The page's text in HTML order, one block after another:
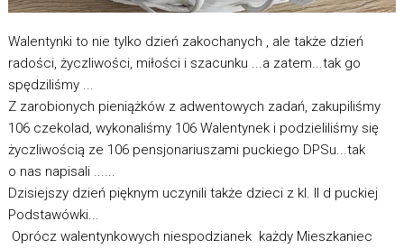
Walentynki to nie tylko dzień zakochanych , ale także dzień
radości, życzliwości, miłości i szacunku ...a zatem...tak go
spędziliśmy ...
Z zarobionych pieniążków z adwentowych zadań, zakupiliśmy
106 czekolad, wykonaliśmy 106 Walentynek i podzieliliśmy się
życzliwością ze 106 pensjonariuszami puckiego DPSu...tak
o nas napisali ......
Dzisiejszy dzień pięknym uczynili także dzieci z kl. II d puckiej
Podstawówki...
Oprócz walentynkowych niespodzianek każdy Mieszkaniec